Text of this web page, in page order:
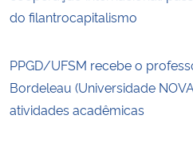
do filantrocapitalismo
PPGD/UFSM recebe o
Bordeleau (Universidade
atividades acadêmicas